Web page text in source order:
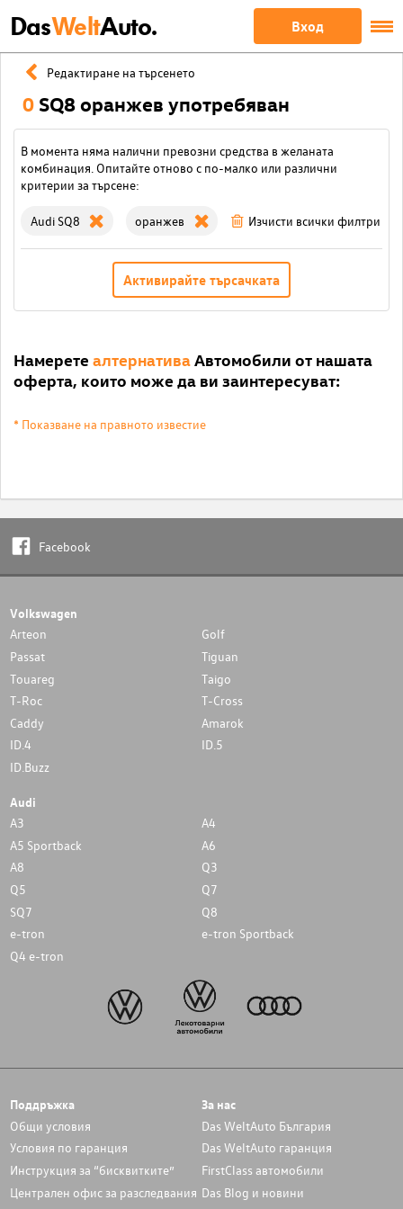
DasWeltAuto. Вход
Редактиране на търсенето
0 SQ8 оранжев употребяван
В момента няма налични превозни средства в желаната
комбинация. Опитайте отново с по-малко или различни
критерии за търсене:
Audi SQ8 оранжев Изчисти всички филтри
Активирайте търсачката
Намерете алтернативаАвтомобили от нашата
оферта, които може да ви заинтересуват:
* Показване на правното известие
Facebook
Volkswagen
Arteon
Golf
Passat
Tiguan
Touareg
Taigo
T-Roc
T-Cross
Caddy
Amarok
ID.4
ID.5
ID.Buzz
Audi
A3
A4
A5 Sportback
A6
A8
Q3
Q5
Q7
SQ7
Q8
e-tron
e-tron Sportback
Q4 e-tron
Поддръжка
Общи условия
Условия по гаранция
Инструкция за “бисквитките”
Централен офис за разследвания
За нас
Das WeltAuto България
Das WeltAuto гаранция
FirstClass автомобили
Das Blog и новини